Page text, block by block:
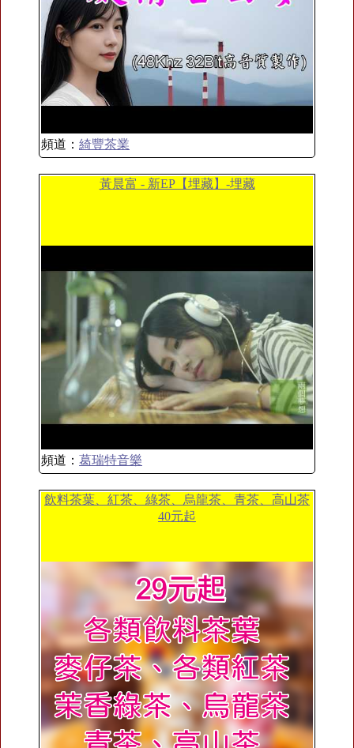
頻道： 綺豐茶業
黃晨富 - 新EP【埋藏】-埋藏
頻道： 葛瑞特音樂
飲料茶葉、紅茶、綠茶、烏龍茶、青茶、高山茶
40元起